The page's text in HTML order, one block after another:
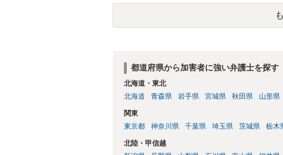
（最終的には不起訴ないし各都道府県の迷惑防
都道府県から加害者に強い弁護士を探す
北海道・東北
北海道
青森県 岩手県 宮城県 秋田県 山形県
関東
東京都
神奈川県 千葉県 埼玉県 茨城県 栃木
北陸・甲信越